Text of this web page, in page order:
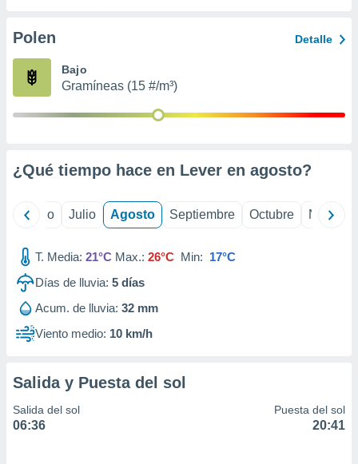
e
mediante
de
Polen Detalle
Bajo
Gramíneas (15 #/m³)
¿Qué tiempo hace en Lever en agosto?
Junio Julio Agosto Septiembre Octubre
T. Media: 21°C Max.: 26°C Min: 17°C
Días de lluvia: 5 días
Acum. de lluvia: 32 mm
Viento medio: 10 km/h
Salida y Puesta del sol
Salida del sol
06:36
Puesta del sol
20:41